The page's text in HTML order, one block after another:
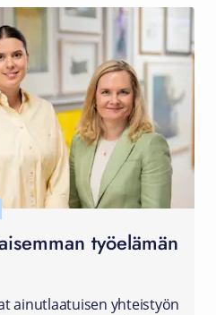
työelämän
ainutlaatuisen yhteistyön